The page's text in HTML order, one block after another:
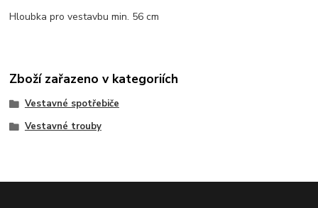
Hloubka pro vestavbu min. 56 cm
Zboží zařazeno v kategoriích
Vestavné spotřebiče
Vestavné trouby